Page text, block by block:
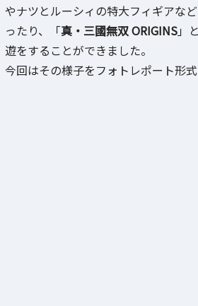
やナツとルーシィの特大フィギアな
ったり、「真・三國無双 ORIGINS」
遊をすることができました。
今回はその様子をフォトレポート形